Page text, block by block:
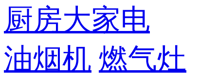
厨房大家电
油烟机 燃气灶